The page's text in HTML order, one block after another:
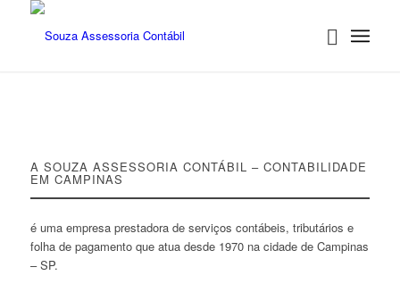
A SOUZA ASSESSORIA CONTÁBIL – CONTABILIDADE
EM CAMPINAS
é uma empresa prestadora de serviços contábeis, tributários e
folha de pagamento que atua desde 1970 na cidade de Campinas
– SP.